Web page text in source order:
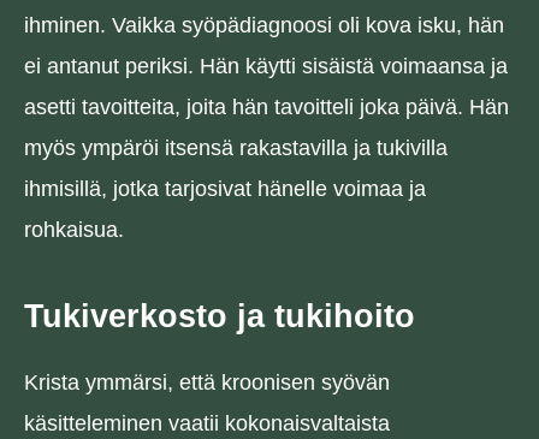
ihminen. Vaikka syöpädiagnoosi oli kova isku, hän
ei antanut periksi. Hän käytti sisäistä voimaansa ja
asetti tavoitteita, joita hän tavoitteli joka päivä. Hän
myös ympäröi itsensä rakastavilla ja tukivilla
ihmisillä, jotka tarjosivat hänelle voimaa ja
rohkaisua.
Tukiverkosto ja tukihoito
Krista ymmärsi, että kroonisen syövän
käsitteleminen vaatii kokonaisvaltaista